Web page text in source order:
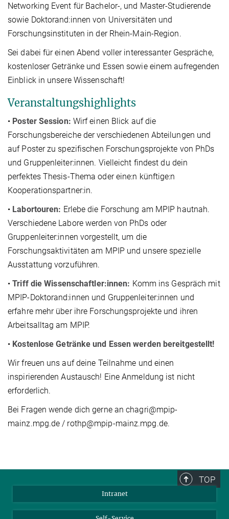
Networking Event für Bachelor-, und Master-Studierende
sowie Doktorand:innen von Universitäten und
Forschungsinstituten in der Rhein-Main-Region.
Sei dabei für einen Abend voller interessanter Gespräche,
kostenloser Getränke und Essen sowie einem aufregenden
Einblick in unsere Wissenschaft!
Veranstaltungshighlights
• Poster Session: Wirf einen Blick auf die
Forschungsbereiche der verschiedenen Abteilungen und
auf Poster zu spezifischen Forschungsprojekte von PhDs
und Gruppenleiter:innen. Vielleicht findest du dein
perfektes Thesis-Thema oder eine:n künftige:n
Kooperationspartner:in.
• Labortouren: Erlebe die Forschung am MPIP hautnah.
Verschiedene Labore werden von PhDs oder
Gruppenleiter:innen vorgestellt, um die
Forschungsaktivitäten am MPIP und unsere spezielle
Ausstattung vorzuführen.
•Triff die Wissenschaftler:innen: Komm ins Gespräch mit
MPIP-Doktorand:innen und Gruppenleiter:innen und
erfahre mehr über ihre Forschungsprojekte und ihren
Arbeitsalltag am MPIP.
• Kostenlose Getränke und Essen werden bereitgestellt!
Wir freuen uns auf deine Teilnahme und einen
inspirierenden Austausch! Eine Anmeldung ist nicht
erforderlich.
Bei Fragen wende dich gerne an chagri@mpip-
mainz.mpg.de / rothp@mpip-mainz.mpg.de.
TOP
Intranet